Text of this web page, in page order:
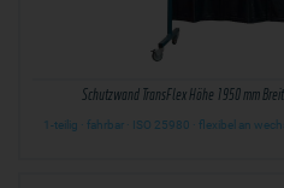
Schutzwand TransFlex Höhe 1950 mm
1-teilig · fahrbar · ISO 25980 · flexibel an